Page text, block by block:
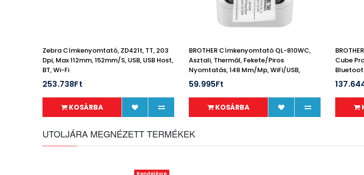
Zebra Címkenyomtató, ZD421t, TT, 203
Dpi, Max 112mm, 152mm/s, USB, USB Host,
BT, Wi-Fi
253.738Ft
KOSÁRBA
BROTHER Címkenyomtató QL-810WC,
Asztali, Thermál, Fekete/Piros
Nyomtatás, 148 Mm/mp, WiFi/USB,
300dpi, PTE Lite, DK
59.995Ft
KOSÁRBA
Cube
UTOLJÁRA MEGNÉZETT TERMÉKEK